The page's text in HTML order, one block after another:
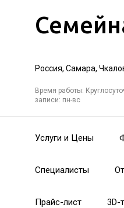
Россия, Самара,
Время работы:
записи: пн-вс
Услуги и Цены
Специалисты
Прайс-лист 3D-